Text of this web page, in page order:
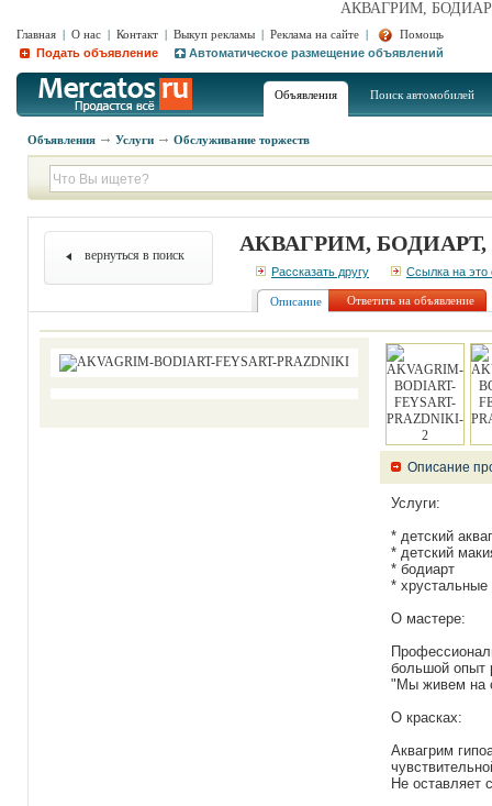
АКВАГРИМ,
Главная | О нас | Контакт | Выкуп рекламы | Реклама на сайте |
Помощь
Подать объявление
Автоматическое размещение объявлений
Объявления Поиск автомобилей
Объявления Услуги Обслуживание торжеств
вернуться в поиск АКВАГРИМ,
Рассказать другу Ссылка на это
Описание Ответить на объявление
Описание
Услуги:
* детский
* детский
* бодиарт
* хрустальные
О мастере:
большой опыт
"Мы живем на
О красках:
Аквагрим
Не оставляет